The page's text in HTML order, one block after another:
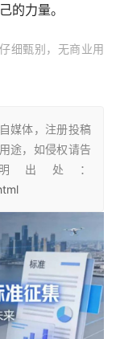
的力量。
细甄别，无商业用
媒体，注册投稿
途，如侵权请告
出处：